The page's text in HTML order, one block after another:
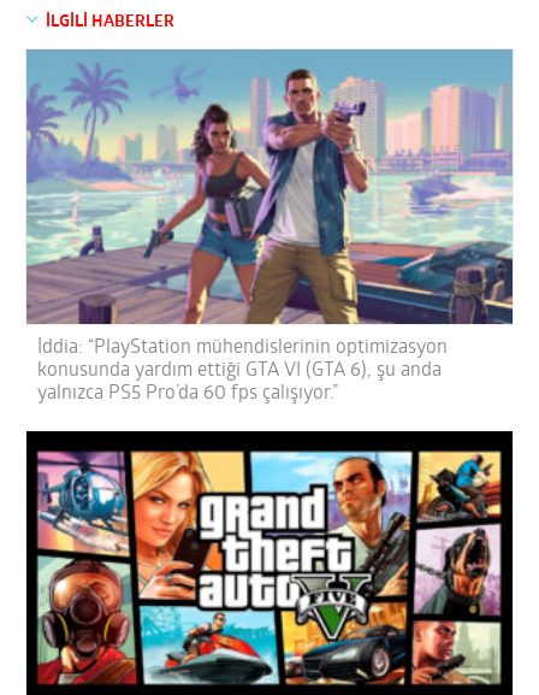
İLGİLİ HABERLER
İddia: “PlayStation mühendislerinin optimizasyon
konusunda yardım ettiği GTA VI (GTA 6), şu anda
yalnızca PS5 Pro’da 60 fps çalışıyor.”